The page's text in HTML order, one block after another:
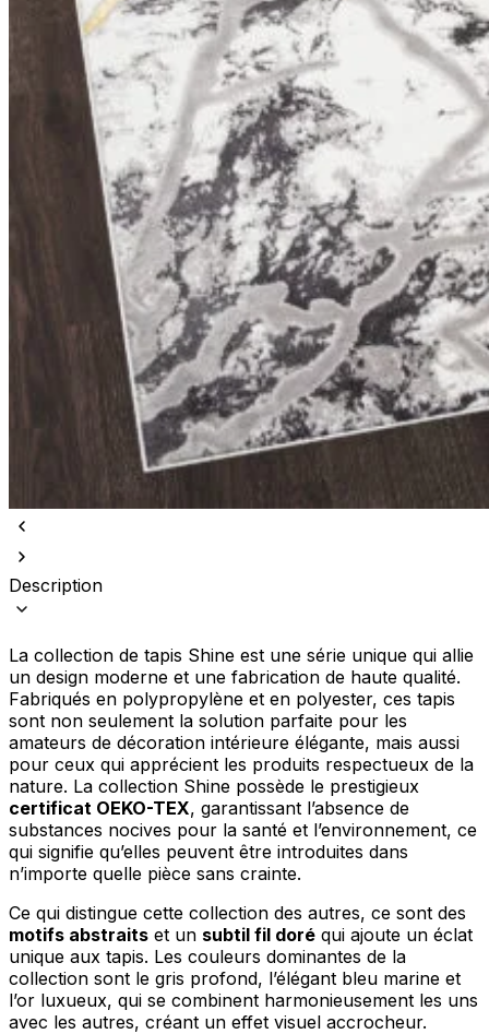
Description
La collection de tapis Shine est une série unique qui allie
un design moderne et une fabrication de haute qualité.
Fabriqués en polypropylène et en polyester, ces tapis
sont non seulement la solution parfaite pour les
amateurs de décoration intérieure élégante, mais aussi
pour ceux qui apprécient les produits respectueux de la
nature. La collection Shine possède le prestigieux
certificat OEKO-TEX, garantissant l’absence de
substances nocives pour la santé et l’environnement, ce
qui signifie qu’elles peuvent être introduites dans
n’importe quelle pièce sans crainte.
Ce qui distingue cette collection des autres, ce sont des
motifs abstraits et un subtil fil doré qui ajoute un éclat
unique aux tapis. Les couleurs dominantes de la
collection sont le gris profond, l’élégant bleu marine et
l’or luxueux, qui se combinent harmonieusement les uns
avec les autres, créant un effet visuel accrocheur.